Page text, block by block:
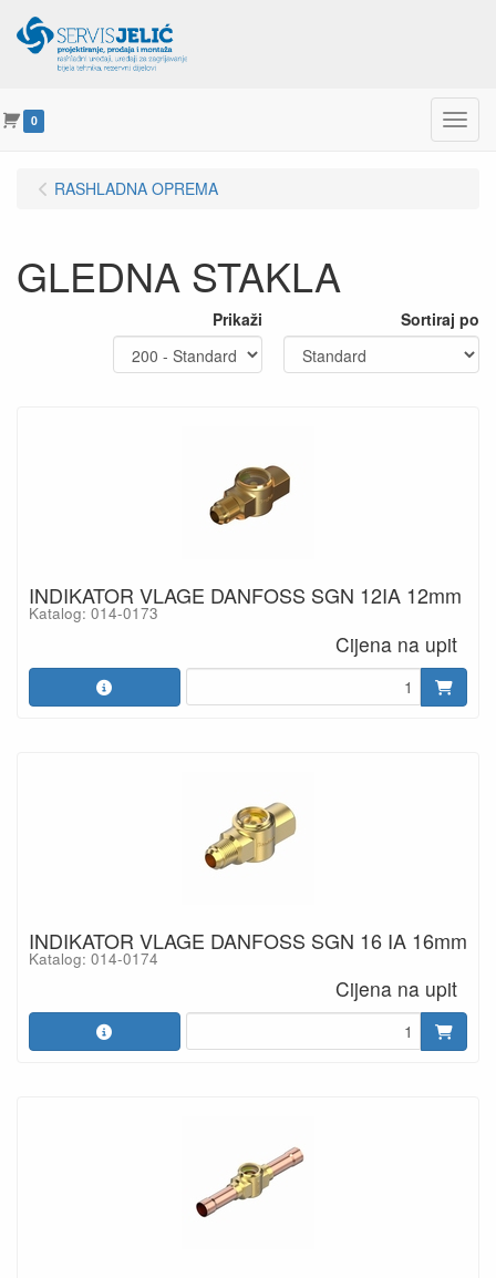
0 Menu
RASHLADNA OPREMA
GLEDNA STAKLA
Prikaži Sortiraj po
INDIKATOR VLAGE DANFOSS SGN 12IA 12mm
Katalog: 014-0173
Cijena na upit
INDIKATOR VLAGE DANFOSS SGN 16 IA 16mm
Katalog: 014-0174
Cijena na upit